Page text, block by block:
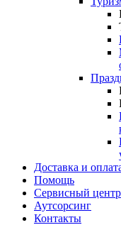
Доставка и
Помощь
Сервисный центр
Аутсорсинг
Контакты